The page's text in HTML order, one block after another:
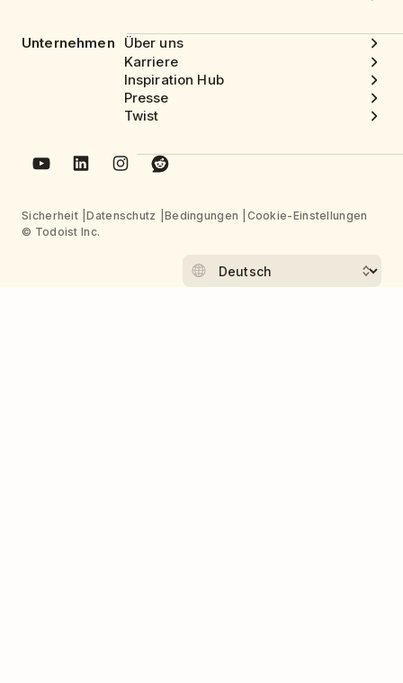
Unternehmen
Über uns
Karriere
Inspiration Hub
Presse
Twist
Sicherheit Datenschutz Bedingungen
Cookie-Einstellungen
© Todoist Inc.